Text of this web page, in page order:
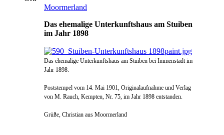
Moormerland
Das ehemalige Unterkunftshaus am Stuiben
im Jahr 1898
Das ehemalige Unterkunftshaus am Stuiben bei Immenstadt im
Jahr 1898.
Poststempel vom 14. Mai 1901, Originalaufnahme und Verlag
von M. Rauch, Kempten, Nr. 75, im Jahr 1898 entstanden.
Grüße, Christian aus Moormerland